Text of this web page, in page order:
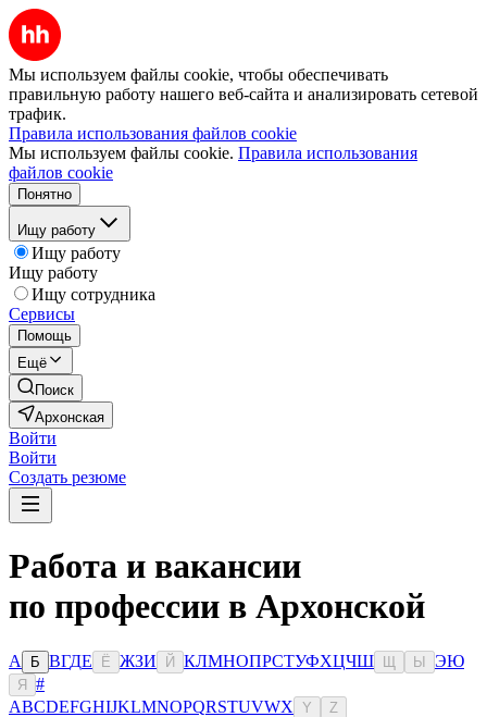
Мы используем файлы cookie, чтобы обеспечивать
правильную работу нашего веб-сайта и анализировать сетевой
трафик.
Правила использования файлов cookie
Мы используем файлы cookie. Правила использования
файлов cookie
Понятно
Ищу работу
Ищу работу
Ищу работу
Ищу сотрудника
Сервисы
Помощь
Ещё
Поиск
Архонская
Войти
Войти
Создать резюме
Работа и вакансии
по профессии в Архонской
А Б ВГДЕ Ё ЖЗИ Й КЛМНОПРСТУФХЦЧШ Ы ЭЮ
Я
#
ABCDEFGHIJKLMNOPQRSTUVWX Y Z